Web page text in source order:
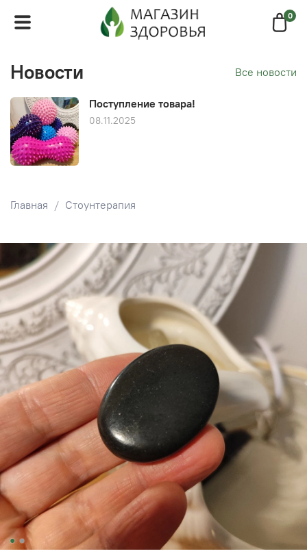
0
Главная Стоунтерапия
Новости Все новости
Поступление товара!
08.11.2025